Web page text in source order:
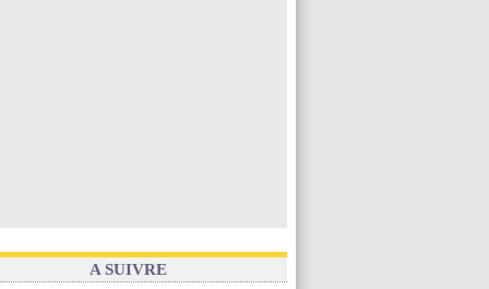
A SUIVRE